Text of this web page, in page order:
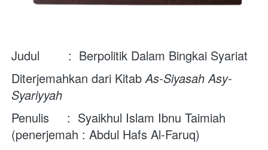
Judul        : Berpolitik Dalam Bingkai Syariat
Diterjemahkan dari Kitab As-Siyasah Asy-
Syariyyah
Penulis     : Syaikhul Islam Ibnu Taimiah
(penerjemah : Abdul Hafs Al-Faruq)